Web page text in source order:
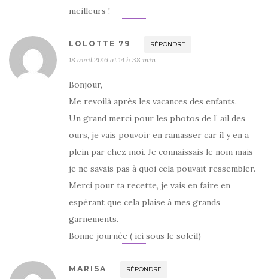
meilleurs !
LOLOTTE 79 RÉPONDRE
18 avril 2016 at 14 h 38 min
Bonjour,
Me revoilà après les vacances des enfants.
Un grand merci pour les photos de l’ ail des
ours, je vais pouvoir en ramasser car il y en a
plein par chez moi. Je connaissais le nom mais
je ne savais pas à quoi cela pouvait ressembler.
Merci pour ta recette, je vais en faire en
espérant que cela plaise à mes grands
garnements.
Bonne journée ( ici sous le soleil)
MARISA RÉPONDRE